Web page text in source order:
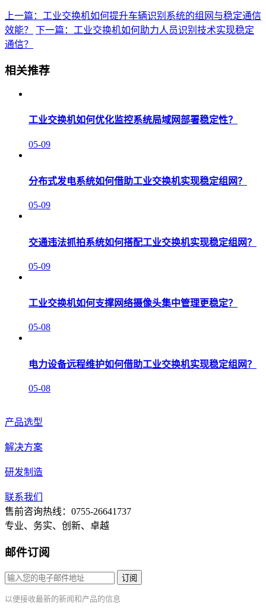
上一篇：工业交换机如何提升车辆识别系统的组网与稳定通信
效能？
下一篇：工业交换机如何助力人员识别技术实现稳定
通信？
相关推荐
工业交换机如何优化监控系统局域网部署稳定性？
05-09
分布式发电系统如何借助工业交换机实现稳定组网？
05-09
交通违法抓拍系统如何搭配工业交换机实现稳定组网？
05-09
工业交换机如何支撑网络摄像头集中管理更稳定？
05-08
电力设备远程维护如何借助工业交换机实现稳定组网？
05-08
产品选型
解决方案
研发制造
联系我们
售前咨询热线：0755-26641737
专业、务实、创新、卓越
邮件订阅
订阅
以便接收最新的新闻和产品的信息